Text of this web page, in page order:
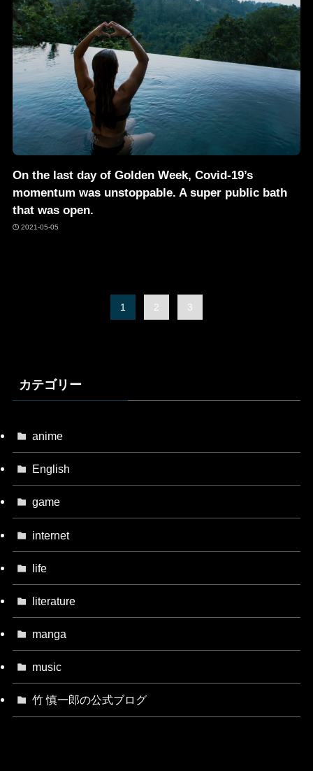
On the last day of Golden Week, Covid-19’s
momentum was unstoppable. A super public bath
that was open.
2021-05-05
1 2 3
カテゴリー
anime
English
game
internet
life
literature
manga
music
竹 慎一郎の公式ブログ